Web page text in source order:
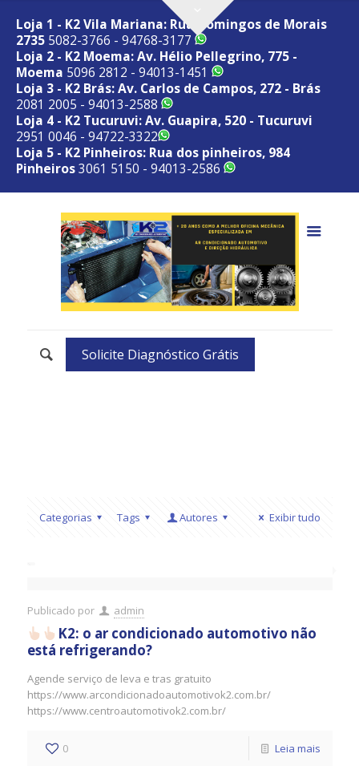
Loja 1 - K2 Vila Mariana: Rua Domingos de Morais
2735 5082-3766 - 94768-3177
Loja 2 - K2 Moema: Av. Hélio Pellegrino, 775 -
Moema 5096 2812 - 94013-1451
Loja 3 - K2 Brás: Av. Carlos de Campos, 272 - Brás
2081 2005 - 94013-2588
Loja 4 - K2 Tucuruvi: Av. Guapira, 520 - Tucuruvi
2951 0046 - 94722-3322
Loja 5 - K2 Pinheiros: Rua dos pinheiros, 984
Pinheiros3061 5150 - 94013-2586
Solicite Diagnóstico Grátis
Categorias Tags Autores Exibir tudo
Publicado por admin
K2: o ar condicionado automotivo não
está refrigerando?
Agende serviço de leva e tras gratuito
https://www.arcondicionadoautomotivok2.com.br/
https://www.centroautomotivok2.com.br/
0 Leia mais